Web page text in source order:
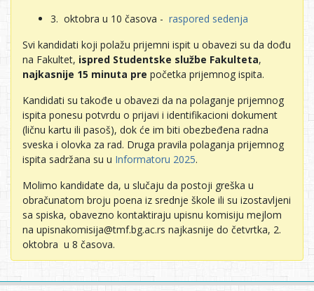
3. oktobra u 10 časova - raspored sedenja
Svi kandidati koji polažu prijemni ispit u obavezi su da dođu
na Fakultet, ispred Studentske službe Fakulteta,
najkasnije 15 minuta pre početka prijemnog ispita.
Kandidati su takođe u obavezi da na polaganje prijemnog
ispita ponesu potvrdu o prijavi i identifikacioni dokument
(ličnu kartu ili pasoš), dok će im biti obezbeđena radna
sveska i olovka za rad. Druga pravila polaganja prijemnog
ispita sadržana su u Informatoru 2025.
Molimo kandidate da, u slučaju da postoji greška u
obračunatom broju poena iz srednje škole ili su izostavljeni
sa spiska, obavezno kontaktiraju upisnu komisiju mejlom
na upisnakomisija@tmf.bg.ac.rs najkasnije do četvrtka, 2.
oktobra u 8 časova.